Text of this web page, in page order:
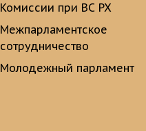
Комиссии при ВС РХ
Межпарламентское
сотрудничество
Молодежный парламент